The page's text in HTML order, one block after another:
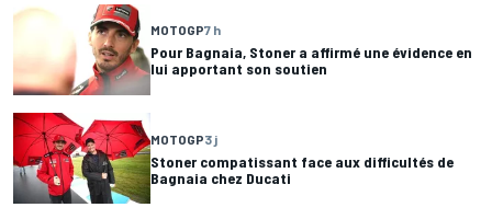
MOTOGP7 h
Pour Bagnaia, Stoner a affirmé une évidence en
lui apportant son soutien
MOTOGP3 j
Stoner compatissant face aux difficultés de
Bagnaia chez Ducati